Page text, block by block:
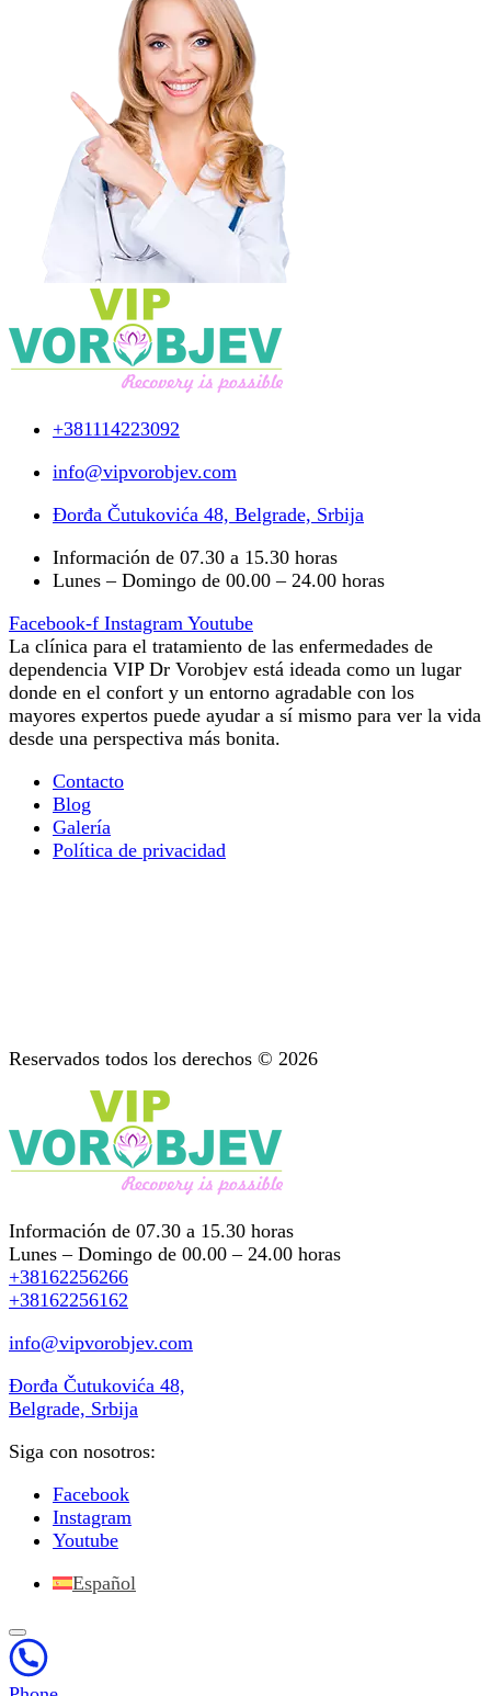
+381114223092
info@vipvorobjev.com
Đorđa Čutukovića 48, Belgrade, Srbija
Información de 07.30 a 15.30 horas
Lunes – Domingo de 00.00 – 24.00 horas
Facebook-f Instagram Youtube
La clínica para el tratamiento de las enfermedades de
dependencia VIP Dr Vorobjev está ideada como un lugar
donde en el confort y un entorno agradable con los
mayores expertos puede ayudar a sí mismo para ver la vida
desde una perspectiva más bonita.
Contacto
Blog
Galería
Política de privacidad
Reservados todos los derechos © 2026
Información de 07.30 a 15.30 horas
Lunes – Domingo de 00.00 – 24.00 horas
+38162256266
+38162256162
info@vipvorobjev.com
Đorđa Čutukovića 48,
Belgrade, Srbija
Siga con nosotros:
Facebook
Instagram
Youtube
Español